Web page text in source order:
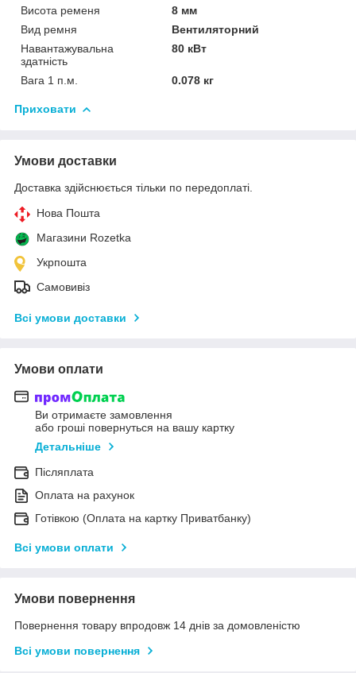
Висота ременя
8 мм
Вид ремня
Вентиляторний
Навантажувальна
здатність
80 кВт
Вага 1 п.м. 0.078 кг
Приховати
Умови доставки
Доставка здійснюється тільки по передоплаті.
Нова Пошта
Магазини Rozetka
Укрпошта
Самовивіз
Всі умови доставки
Умови оплати
Ви отримаєте замовлення
або гроші повернуться на вашу картку
Детальніше
Післяплата
Оплата на рахунок
Готівкою (Оплата на картку Приватбанку)
Всі умови оплати
Умови повернення
Повернення товару впродовж 14 днів за домовленістю
Всі умови повернення